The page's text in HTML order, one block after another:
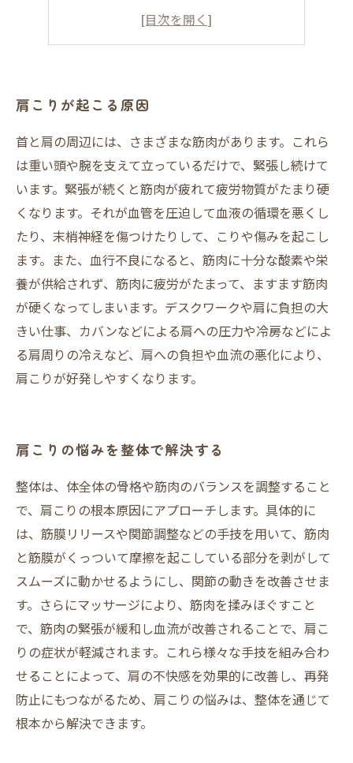
４０年以上の施術実績
肩こりが起こる原因
首と肩の周辺には、さまざまな筋肉があります。これら
は重い頭や腕を支えて立っているだけで、緊張し続けて
います。緊張が続くと筋肉が疲れて疲労物質がたまり硬
くなります。それが血管を圧迫して血液の循環を悪くし
たり、末梢神経を傷つけたりして、こりや傷みを起こし
ます。また、血行不良になると、筋肉に十分な酸素や栄
養が供給されず、筋肉に疲労がたまって、ますます筋肉
が硬くなってしまいます。デスクワークや肩に負担の大
きい仕事、カバンなどによる肩への圧力や冷房などによ
る肩周りの冷えなど、肩への負担や血流の悪化により、
肩こりが好発しやすくなります。
肩こりの悩みを整体で解決する
整体は、体全体の骨格や筋肉のバランスを調整すること
で、肩こりの根本原因にアプローチします。具体的に
は、筋膜リリースや関節調整などの手技を用いて、筋肉
と筋膜がくっついて摩擦を起こしている部分を剥がして
スムーズに動かせるようにし、関節の動きを改善させま
す。さらにマッサージにより、筋肉を揉みほぐすこと
で、筋肉の緊張が緩和し血流が改善されることで、肩こ
りの症状が軽減されます。これら様々な手技を組み合わ
せることによって、肩の不快感を効果的に改善し、再発
防止にもつながるため、肩こりの悩みは、整体を通じて
根本から解決できます。